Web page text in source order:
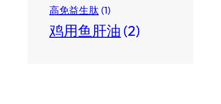
高免益生肽 (1)
鸡用鱼肝油 (2)